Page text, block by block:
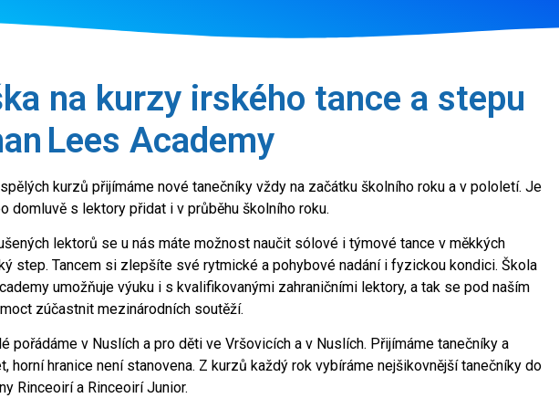
na kurzy irského tance a stepu
Lees Academy
kurzů přijímáme nové tanečníky vždy na začátku školního roku a v pololetí. Je
domluvě s lektory přidat i v průběhu školního roku.
lektorů se u nás máte možnost naučit sólové i týmové tance v měkkých
step. Tancem si zlepšíte své rytmické a pohybové nadání i fyzickou kondici. Škola
umožňuje výuku i s kvalifikovanými zahraničními lektory, a tak se pod naším
zúčastnit mezinárodních soutěží.
pořádáme v Nuslích a pro děti ve Vršovicích a v Nuslích. Přijímáme tanečníky a
horní hranice není stanovena. Z kurzů každý rok vybíráme nejšikovnější tanečníky do
Rinceoirí a Rinceoirí Junior.